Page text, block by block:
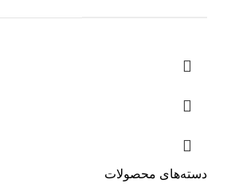
دسته‌های محصولات